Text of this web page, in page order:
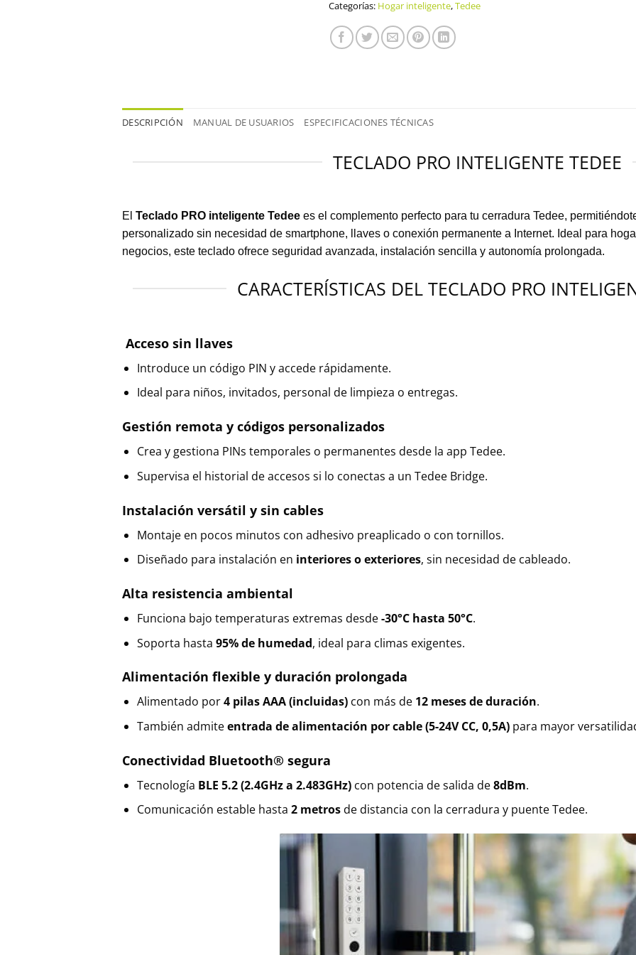
Categorías: Hogar inteligente,Tedee
DESCRIPCIÓN MANUAL DE USUARIOS ESPECIFICACIONES TÉCNICAS
TECLADO PRO INTELIGENTE TEDEE
El Teclado PRO inteligente Tedee es el complemento perfecto para tu cerradura Tedee,
personalizado sin necesidad de smartphone, llaves o conexión permanente a Internet. Ideal para
negocios, este teclado ofrece seguridad avanzada, instalación sencilla y autonomía prolongada.
CARACTERÍSTICAS DEL TECLADO PRO
Acceso sin llaves
Introduce un código PIN y accede rápidamente.
Ideal para niños, invitados, personal de limpieza o entregas.
Gestión remota y códigos personalizados
Crea y gestiona PINs temporales o permanentes desde la app Tedee.
Supervisa el historial de accesos si lo conectas a un Tedee Bridge.
Instalación versátil y sin cables
Montaje en pocos minutos con adhesivo preaplicado o con tornillos.
Diseñado para instalación en interiores o exteriores, sin necesidad de cableado.
Alta resistencia ambiental
Funciona bajo temperaturas extremas desde-30°C hasta 50°C.
Soporta hasta 95% de humedad, ideal para climas exigentes.
Alimentación flexible y duración prolongada
Alimentado por4 pilas AAA (incluidas)con más de 12 meses de duración.
También admiteentrada de alimentación por cable (5-24V CC, 0,5A)para mayor
Conectividad Bluetooth® segura
Tecnología BLE 5.2 (2.4GHz a 2.483GHz)con potencia de salida de8dBm.
Comunicación estable hasta 2 metrosde distancia con la cerradura y puente Tedee.